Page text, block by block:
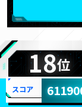
18位
スコア